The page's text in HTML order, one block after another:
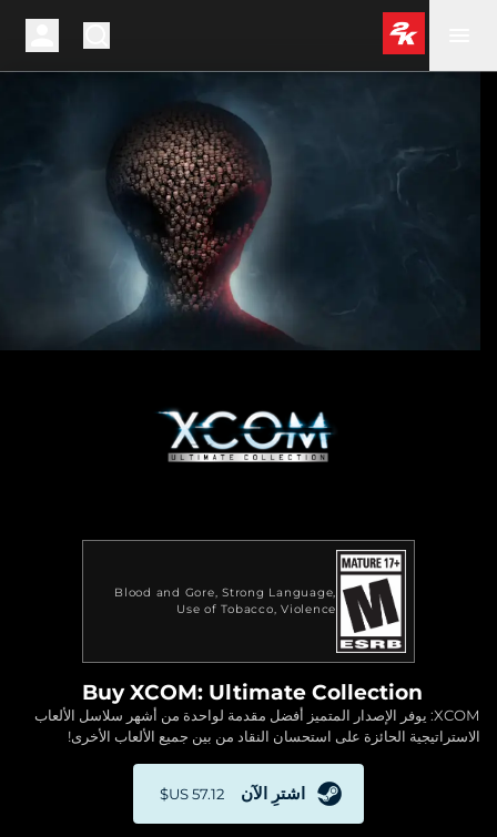
Blood and Gore Strong Language
Use of Tobacco Violence
Buy XCOM: Ultimate Collection
XCOM: يوفر الإصدار المتميز أفضل مقدمة لواحدة من أشهر سلاسل الألعاب
الاستراتيجية الحائزة على استحسان النقاد من بين جميع الألعاب الأخرى!
اشترِ الآن ‏57.12 US$